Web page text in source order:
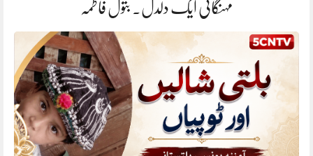
مہنگائی ایک دلدل. بتول فاطمہ